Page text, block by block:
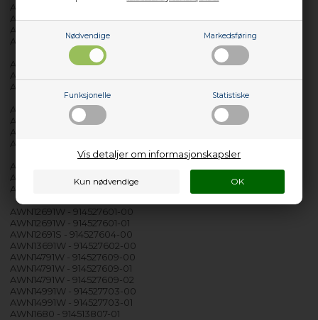
Nødvendige Markedsføring
Funksjonelle Statistiske
Vis detaljer om informasjonskapsler
AWF14591W - 914523615-02
AWF14591W - 914523631-00
AWF14591W - 914523631-01
AWF14683W - 914522824-00
AWF1470 - 914522102-00
AWF1473 - 914522105-01
AWF1673 - 914522303-00
AWF16781W - 914522625-00
AWF16781W - 914522657-00
AWF16781W - 914522657-01
AWF16781W - 914522657-02
AWFH12280W - 914522574-00
AWFH12280W - 914522574-01
AWFM14480W - 914522562-00
AWN12691W - 914527601-00
AWN12691W - 914527601-01
AWN12691S - 914527604-00
AWN13691W - 914527602-00
AWN14791W - 914527609-00
AWN14791W - 914527609-01
AWN14791W - 914527609-02
AWN14991W - 914527703-00
AWN14991W - 914527703-01
AWN1680 - 914513807-01